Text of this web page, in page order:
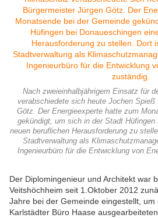
Nach zweieinhalbjährigem Einsatz für
verabschiedete sich heute Jochen Spieß
Götz. Der Energieexperte hatte zum
gekündigt, um sich in der Stadt Hüfingen
neuen beruflichen Herausforderung zu
Stadtverwaltung als
Ingenieurbüro für die Entwicklung von
Der Diplomingenieur und Architekt war
Veitshöchheim seit 1.Oktober 2012
Jahre bei der Gemeinde eingestellt,
Karlstädter Büro Haase